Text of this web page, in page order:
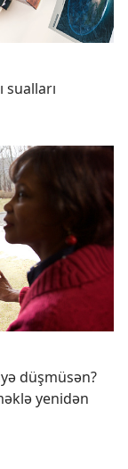
düşmüsən?
yenidən